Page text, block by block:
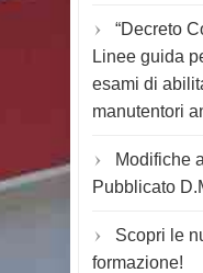
“Decreto
Linee guida
esami di
manutentori
Modifiche
Pubblicato
Scopri le
formazione!